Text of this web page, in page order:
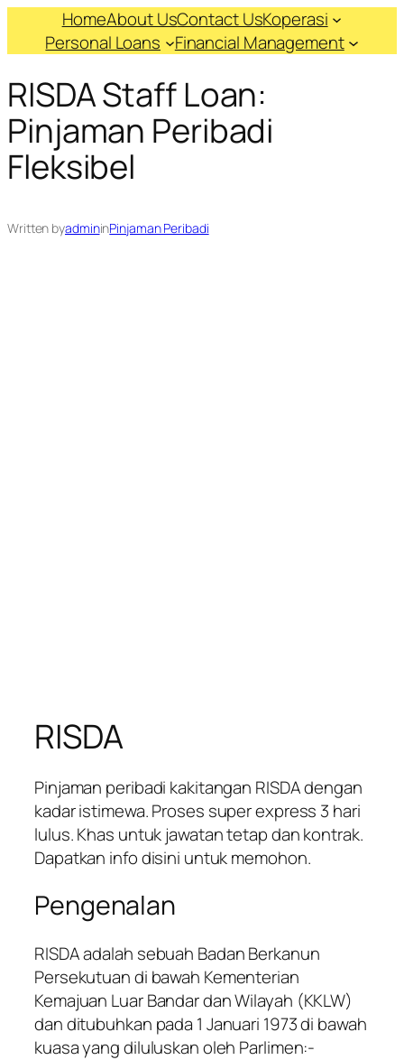
HomeAbout UsContact UsKoperasi
Personal Loans
Financial Management
RISDA Staff Loan:
Pinjaman Peribadi
Fleksibel
Written byadmininPinjaman Peribadi
RISDA
Pinjaman peribadi kakitangan RISDA dengan
kadar istimewa. Proses super express 3 hari
lulus. Khas untuk jawatan tetap dan kontrak.
Dapatkan info disini untuk memohon.
Pengenalan
RISDA adalah sebuah Badan Berkanun
Persekutuan di bawah Kementerian
Kemajuan Luar Bandar dan Wilayah (KKLW)
dan ditubuhkan pada 1 Januari 1973 di bawah
kuasa yang diluluskan oleh Parlimen:-